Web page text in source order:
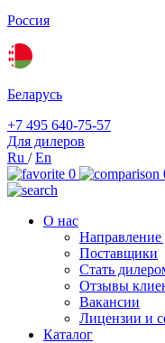
Россия
Беларусь
+7 495 640-75-57
Для дилеров
Ru /En
0
О нас
Направление
Поставщики
Стать
Отзывы
Вакансии
Лицензии и
Каталог